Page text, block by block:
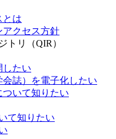
とは
アクセス方針
トリ（QIR）
したい
誌）を電子化したい
いて知りたい
て知りたい